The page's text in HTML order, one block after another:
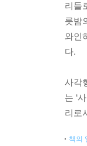
리들
룻밤
와인
다.
사각
는 ‘
리로
책의